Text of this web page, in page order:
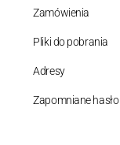
Zamówienia
Pliki do pobrania
Adresy
Zapomniane hasło